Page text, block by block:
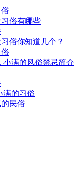
俗有哪些
俗你知道几个？
小满的风俗禁忌简介
满的习俗
民俗